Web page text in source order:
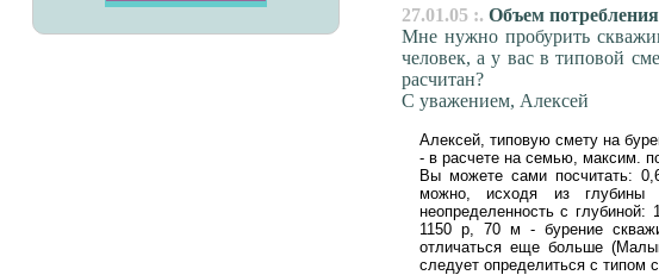
27.01.05 :. Объем
Мне нужно пробурить
человек, а у вас в типовой
расчитан?
С уважением, Алексей
Алексей, типовую смету на
- в расчете на семью, максим.
Вы можете сами посчитать:
можно, исходя из
неопределенность с
1150 р, 70 м - бурение
отличаться еще больше
следует определиться с типом